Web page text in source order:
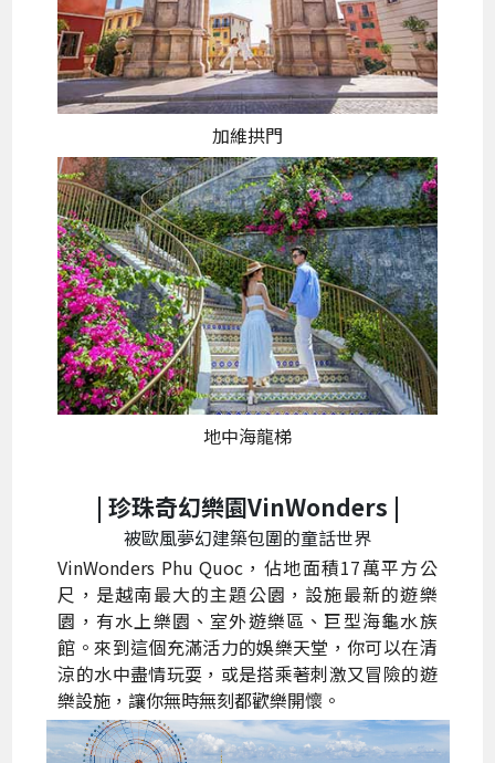
加維拱門
地中海龍梯
| 珍珠奇幻樂園VinWonders |
被歐風夢幻建築包圍的童話世界
VinWonders Phu Quoc，佔地面積17萬平方公
尺，是越南最大的主題公園，設施最新的遊樂
園，有水上樂園、室外遊樂區、巨型海龜水族
館。來到這個充滿活力的娛樂天堂，你可以在清
涼的水中盡情玩耍，或是搭乘著刺激又冒險的遊
樂設施，讓你無時無刻都歡樂開懷。